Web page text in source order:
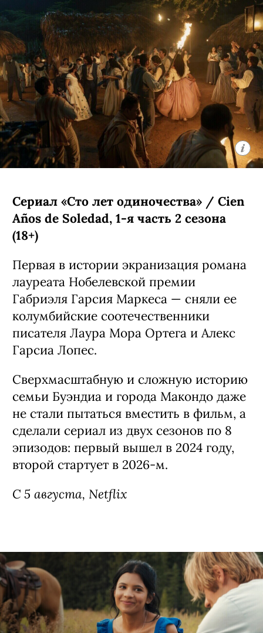
Рубин из «Дожить до рассвета») все
свои 17 лет прожила в Нью-Йорке, но
внезапно получила в наследство от
дедушки целый остров в Канаде. Там
ей предстоит узнать много интересных
подробностей о своих родственниках.
Кроме нее в сериале снялись Кин
Руффало, Амели Хеферль и Бо
Брагасон.
С 5 августа, Prime Video
Сериал «Сто лет одиночества» / Cien
Años de Soledad, 1-я часть 2 сезона
(18+)
лауреата Нобелевской премии
писателя Лаура Мора Ортега и Алекс
Гарсиа Лопес.
Сверхмасштабную и сложную историю
семьи Буэндиа и города Макондо даже